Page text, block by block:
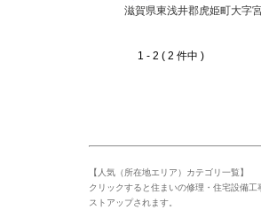
滋賀県東浅井郡虎姫町大字
1 - 2 ( 2 件中 )
【人気（所在地エリア）カテゴリ一覧】
クリックすると住まいの修理・住宅設備
ストアップされます。